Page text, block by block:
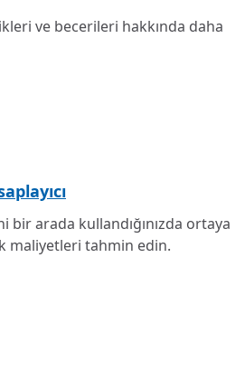
ve becerileri hakkında daha
bir arada kullandığınızda ortaya
maliyetleri tahmin edin.